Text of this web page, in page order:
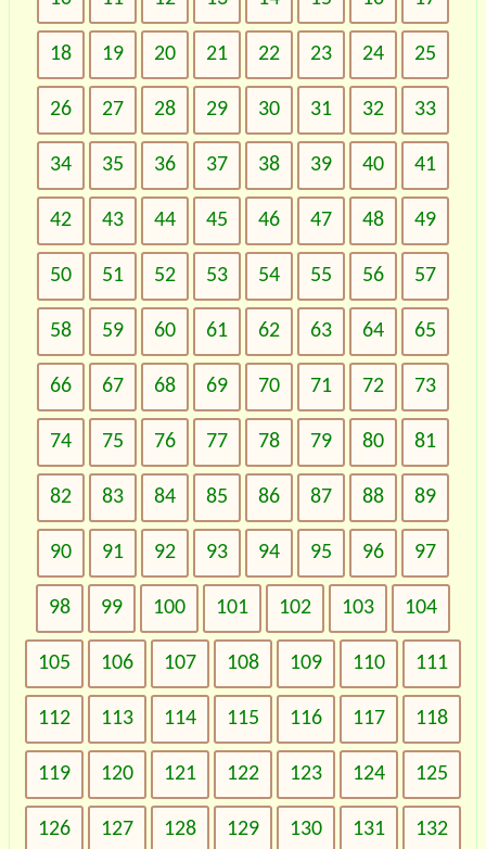
18 19 20 21 22 23 24 25
26 27 28 29 30 31 32 33
34 35 36 37 38 39 40 41
42 43 44 45 46 47 48 49
50 51 52 53 54 55 56 57
58 59 60 61 62 63 64 65
66 67 68 69 70 71 72 73
74 75 76 77 78 79 80 81
82 83 84 85 86 87 88 89
90 91 92 93 94 95 96 97
98 99 100 101 102 103 104
105 106 107 108 109 110 111
112 113 114 115 116 117 118
119 120 121 122 123 124 125
126 127 128 129 130 131 132